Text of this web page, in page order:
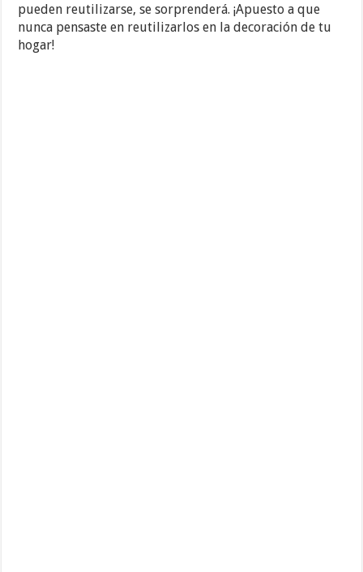
pueden reutilizarse, se sorprenderá. ¡Apuesto a que
nunca pensaste en reutilizarlos en la decoración de tu
hogar!